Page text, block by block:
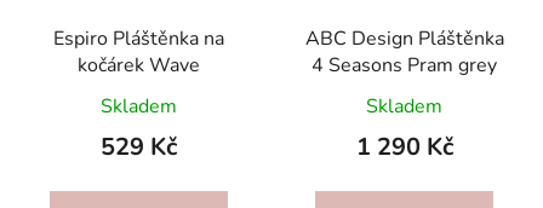
Espiro Pláštěnka na
kočárek Wave
Skladem
529 Kč
ABC Design Pláštěnka
4 Seasons Pram grey
Skladem
1 290 Kč